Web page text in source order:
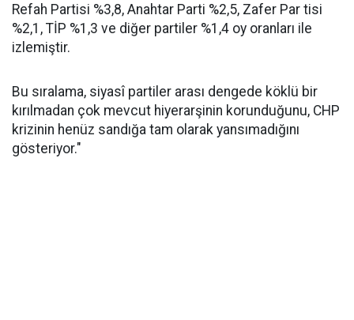
Refah Partisi %3,8, Anahtar Parti %2,5, Zafer Par tisi
%2,1, TİP %1,3 ve diğer partiler %1,4 oy oranları ile
izlemiştir.
Bu sıralama, siyasî partiler arası dengede köklü bir
kırılmadan çok mevcut hiyerarşinin korunduğunu, CHP
krizinin henüz sandığa tam olarak yansımadığını
gösteriyor."